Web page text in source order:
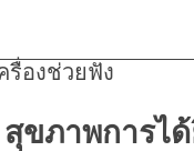
รื่องช่วยฟัง
สุขภาพการ